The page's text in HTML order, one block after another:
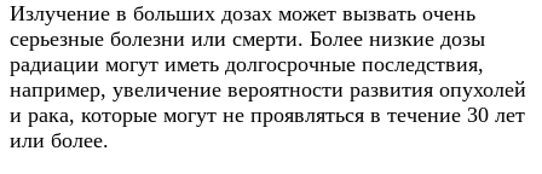
Излучение в больших дозах может вызвать очень
серьезные болезни или смерти. Более низкие дозы
радиации могут иметь долгосрочные последствия,
например, увеличение вероятности развития опухолей
и рака, которые могут не проявляться в течение 30 лет
или более.